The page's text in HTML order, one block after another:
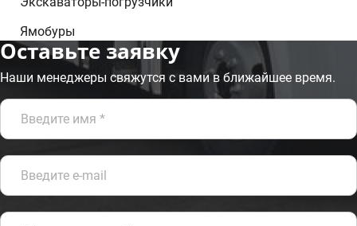
Ямобуры
Оставьте заявку
Наши менеджеры свяжутся с вами в ближайшее время.